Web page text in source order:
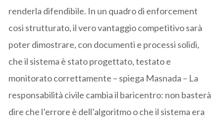
renderla difendibile. In un quadro di enforcement
così strutturato, il vero vantaggio competitivo sarà
poter dimostrare, con documenti e processi solidi,
che il sistema è stato progettato, testato e
monitorato correttamente – spiega Masnada – La
responsabilità civile cambia il baricentro: non basterà
dire che l’errore è dell’algoritmo o che il sistema era